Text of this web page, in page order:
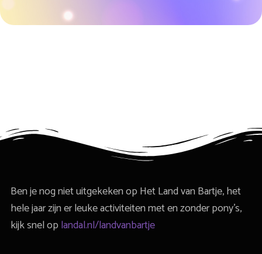
Ben je nog niet uitgekeken op Het Land van Bartje, het
hele jaar zijn er leuke activiteiten met en zonder pony’s,
kijk snel op landal.nl/landvanbartje